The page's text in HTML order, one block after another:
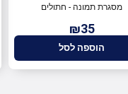
מסגרת תמונה - חתולים
₪35
הוספה לסל